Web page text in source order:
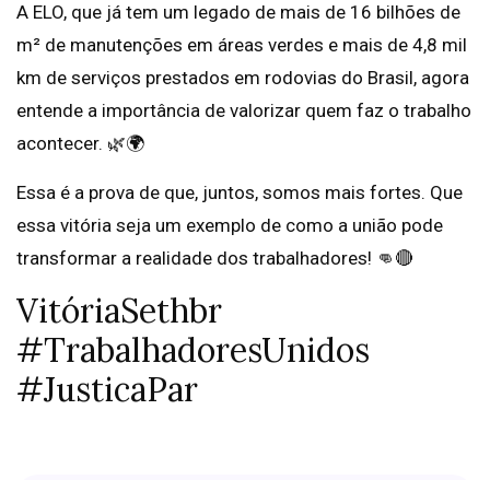
A ELO, que já tem um legado de mais de 16 bilhões de
m² de manutenções em áreas verdes e mais de 4,8 mil
km de serviços prestados em rodovias do Brasil, agora
entende a importância de valorizar quem faz o trabalho
acontecer. 🌿🌍
Essa é a prova de que, juntos, somos mais fortes. Que
essa vitória seja um exemplo de como a união pode
transformar a realidade dos trabalhadores! 👊🔴
VitóriaSethbr
#TrabalhadoresUnidos
#JusticaPar